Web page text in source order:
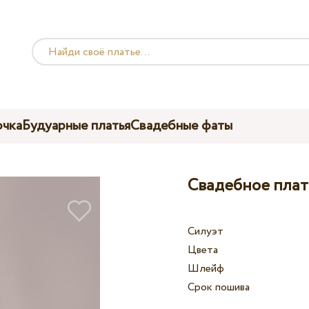
Будуарные платьяСвадебные фаты
Свадебное
Силуэт
Цвета
Шлейф
Срок пошива